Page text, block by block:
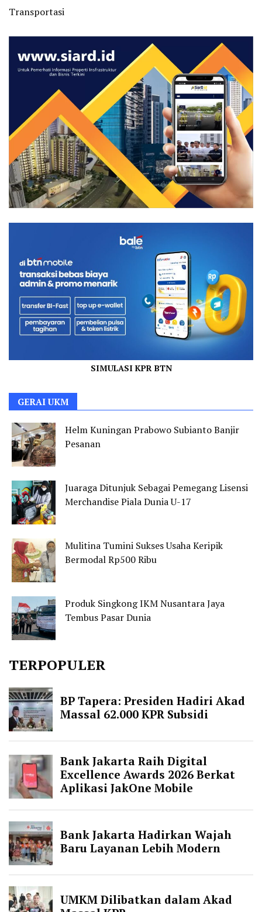
Transportasi
SIMULASI KPR BTN
GERAI UKM
Helm Kuningan Prabowo Subianto Banjir
Pesanan
Juaraga Ditunjuk Sebagai Pemegang Lisensi
Merchandise Piala Dunia U-17
Mulitina Tumini Sukses Usaha Keripik
Bermodal Rp500 Ribu
Produk Singkong IKM Nusantara Jaya
Tembus Pasar Dunia
TERPOPULER